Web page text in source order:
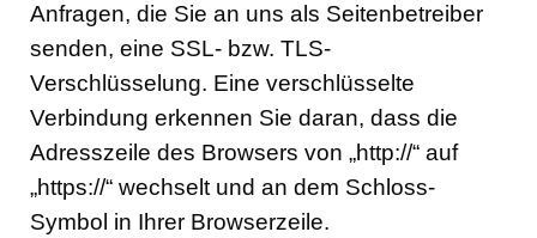
Anfragen, die Sie an uns als Seitenbetreiber
senden, eine SSL- bzw. TLS-
Verschlüsselung. Eine verschlüsselte
Verbindung erkennen Sie daran, dass die
Adresszeile des Browsers von „http://“ auf
„https://“ wechselt und an dem Schloss-
Symbol in Ihrer Browserzeile.